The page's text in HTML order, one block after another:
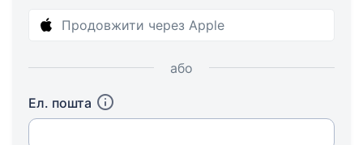
Продовжити через Apple
або
Ел. пошта